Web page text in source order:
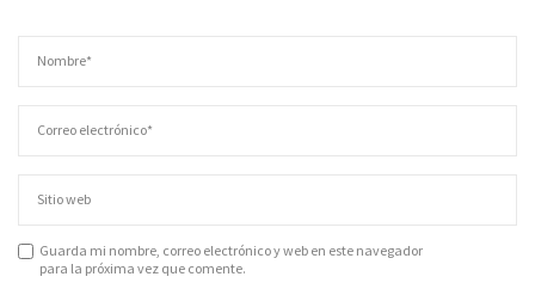
Guarda mi nombre, correo electrónico y web en este navegador
para la próxima vez que comente.